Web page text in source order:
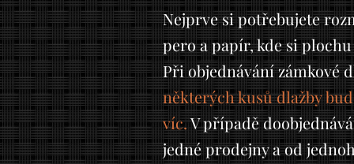
Nejprve si potřebujete
pero a papír, kde si
Při objednávání zámkové
některých kusů dlažby
víc.V případě
jedné prodejny a od